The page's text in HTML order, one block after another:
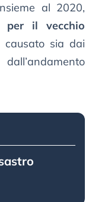
al 2020,
il vecchio
sia dai